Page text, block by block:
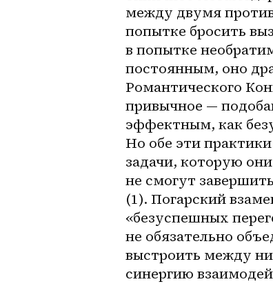
между двумя
попытке бросить
в попытке
постоянным, оно
Романтического
привычное —
эффектным, как
Но обе эти
задачи, которую
не смогут
(1). Погарский
«безуспешных
не обязательно
выстроить между
синергию